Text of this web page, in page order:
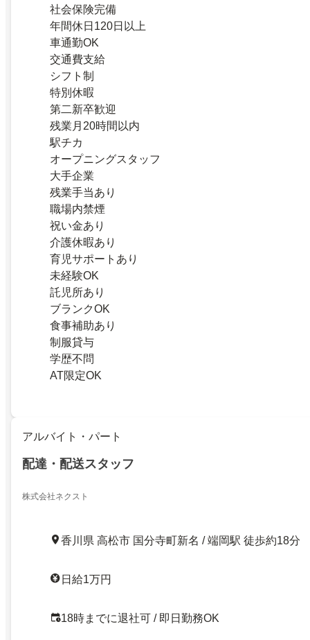
社会保険完備
年間休日120日以上
車通勤OK
交通費支給
シフト制
特別休暇
第二新卒歓迎
残業月20時間以内
駅チカ
オープニングスタッフ
大手企業
残業手当あり
職場内禁煙
祝い金あり
介護休暇あり
育児サポートあり
未経験OK
託児所あり
ブランクOK
食事補助あり
制服貸与
学歴不問
AT限定OK
アルバイト・パート
配達・配送スタッフ
株式会社ネクスト
香川県 高松市 国分寺町新名 / 端岡駅 徒歩約18分
日給1万円
18時までに退社可 / 即日勤務OK